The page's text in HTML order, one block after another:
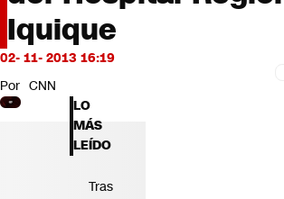
Futuro 360
Opinión
Iquique
02- 11- 2013 16:19
Por CNN
LO
MÁS
LEÍDO
Tras